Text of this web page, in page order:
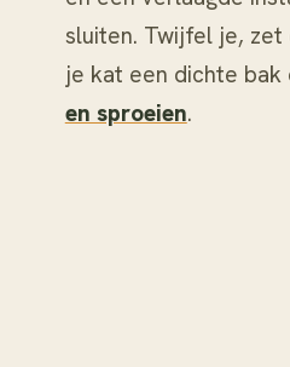
sluiten. Twijfel je,
je kat een dichte
en sproeien.